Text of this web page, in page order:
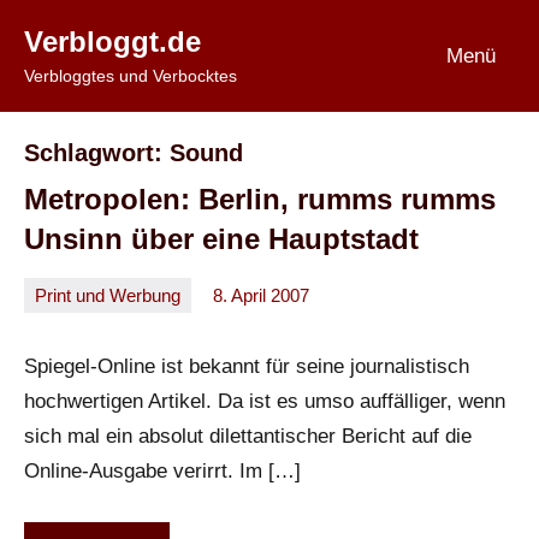
Inhalt
springen
Verbloggt.de
Verbloggtes und Verbocktes
Menü
Schlagwort: Sound
Metropolen: Berlin, rumms rumms
Unsinn über eine Hauptstadt
Print und Werbung 8. April 2007
Spiegel-Online ist bekannt für seine journalistisch
hochwertigen Artikel. Da ist es umso auffälliger, wenn
sich mal ein absolut dilettantischer Bericht auf die
Online-Ausgabe verirrt. Im […]